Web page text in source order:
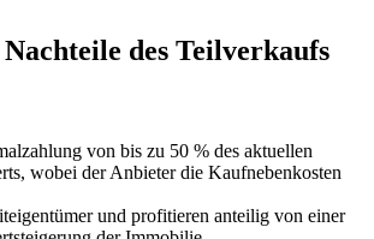
des Teilverkaufs
von bis zu 50 % des aktuellen
wobei der Anbieter die Kaufnebenkosten
und profitieren anteilig von einer